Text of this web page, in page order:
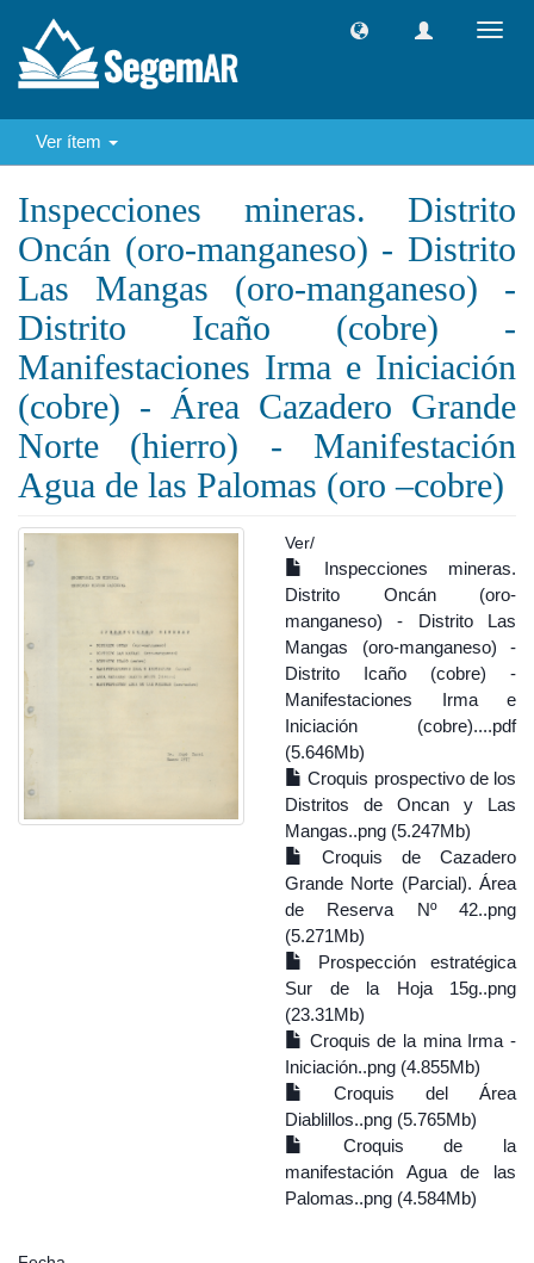
Ver ítem
Inspecciones mineras. Distrito
Oncán (oro-manganeso) - Distrito
Las Mangas (oro-manganeso) -
Distrito Icaño (cobre) -
Manifestaciones Irma e Iniciación
(cobre) - Área Cazadero Grande
Norte (hierro) - Manifestación
Agua de las Palomas (oro –cobre)
Ver/
Inspecciones mineras.
Distrito Oncán (oro-
manganeso) - Distrito Las
Mangas (oro-manganeso) -
Distrito Icaño (cobre) -
Manifestaciones Irma e
Iniciación (cobre)....pdf
(5.646Mb)
Croquis prospectivo de los
Distritos de Oncan y Las
Mangas..png (5.247Mb)
Croquis de Cazadero
Grande Norte (Parcial). Área
de Reserva Nº 42..png
(5.271Mb)
Prospección estratégica
Sur de la Hoja 15g..png
(23.31Mb)
Croquis de la mina Irma -
Iniciación..png (4.855Mb)
Croquis del Área
Diablillos..png (5.765Mb)
Croquis de la
manifestación Agua de las
Palomas..png (4.584Mb)